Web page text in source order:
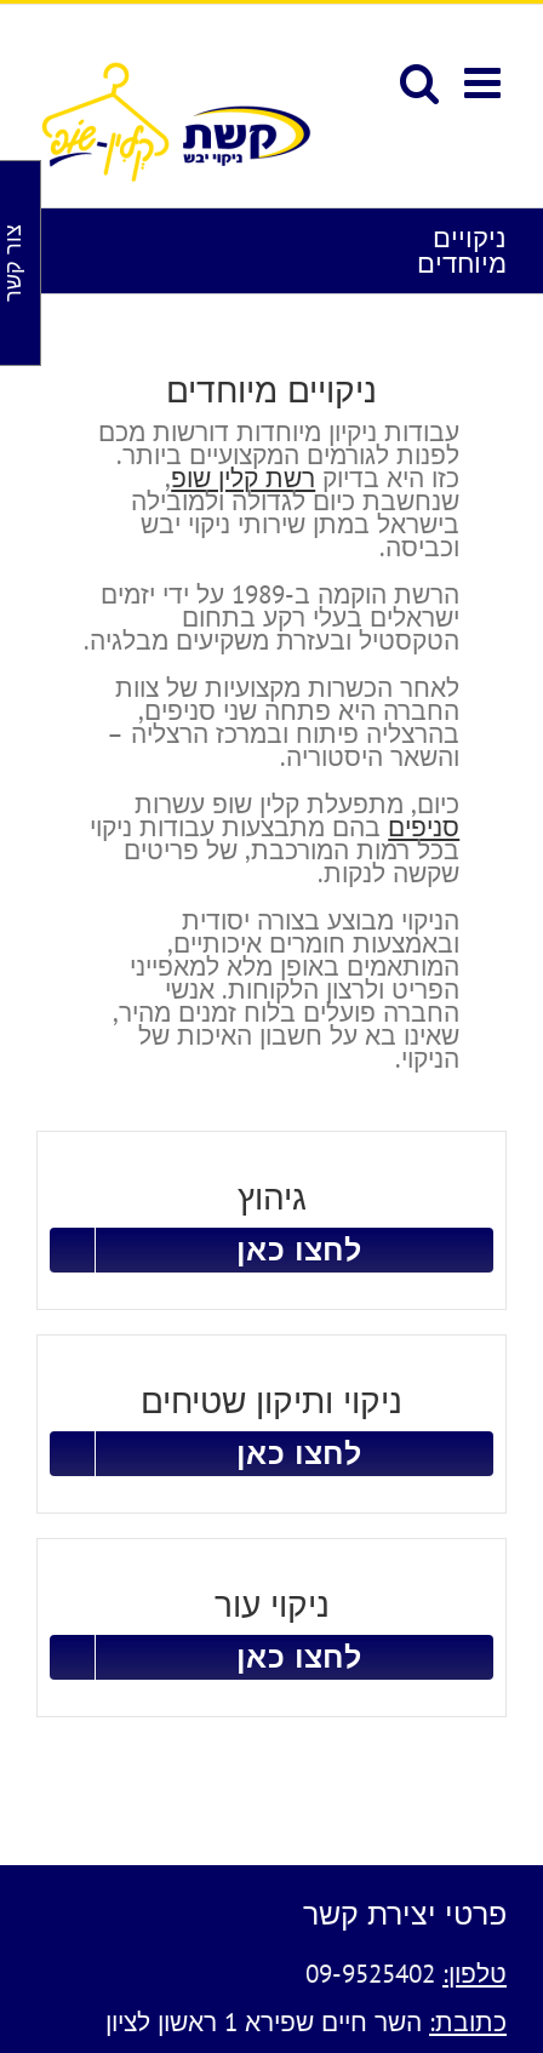
פתח סרגל נגישות
דלג
ניקויים
מיוחדים
ניקויים מיוחדים
עבודות ניקיון מיוחדות דורשות מכם
לפנות לגורמים המקצועיים ביותר.
כזו היא בדיוק רשת קלין שופ,
שנחשבת כיום לגדולה ולמובילה
בישראל במתן שירותי ניקוי יבש
וכביסה.
הרשת הוקמה ב-1989 על ידי יזמים
ישראלים בעלי רקע בתחום
הטקסטיל ובעזרת משקיעים מבלגיה.
לאחר הכשרות מקצועיות של צוות
החברה היא פתחה שני סניפים,
בהרצליה פיתוח ובמרכז הרצליה –
והשאר היסטוריה.
כיום, מתפעלת קלין שופ עשרות
סניפים בהם מתבצעות עבודות ניקוי
בכל רמות המורכבת, של פריטים
שקשה לנקות.
הניקוי מבוצע בצורה יסודית
ובאמצעות חומרים איכותיים,
המותאמים באופן מלא למאפייני
הפריט ולרצון הלקוחות. אנשי
החברה פועלים בלוח זמנים מהיר,
שאינו בא על חשבון האיכות של
הניקוי.
גיהוץ
לחצו כאן
ניקוי ותיקון שטיחים
לחצו כאן
ניקוי עור
לחצו כאן
פרטי יצירת קשר
טלפון: 09-9525402
כתובת: השר חיים שפירא 1 ראשון לציון
צור קשר